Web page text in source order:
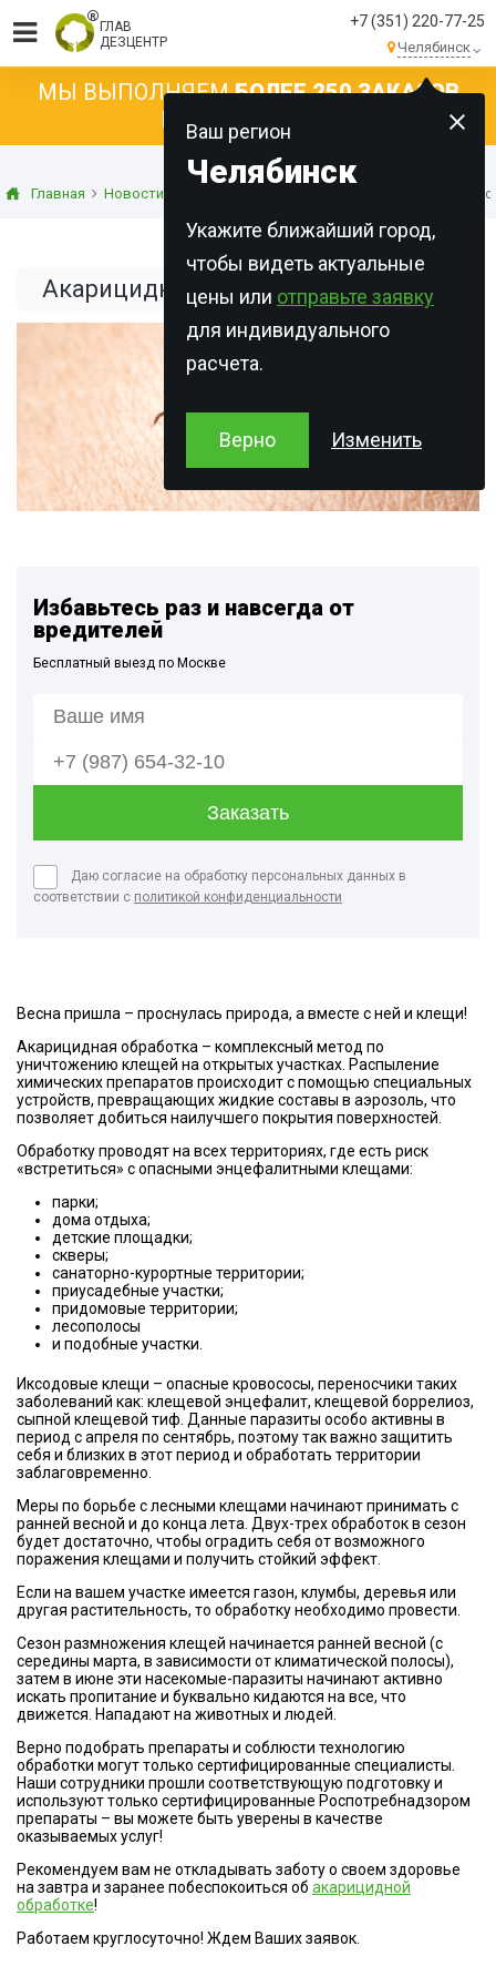
ГЛАВ
ДЕЗЦЕНТР
+7 (351) 220-77-25
Челябинск
Ваш регион
Челябинск
Укажите ближайший город,
чтобы видеть актуальные
цены или отправьте заявку
для индивидуального
расчета.
Верно Изменить
МЫ ВЫПОЛНЯЕМБОЛЕЕ 250 ЗАКАЗОВ
КАЖДЫЙ ДЕНЬ!
Главная Новости Акарицидная
Акарицидная обработка от клещей
Избавьтесь раз и навсегда от
вредителей
Бесплатный выезд по Москве
Даю согласие на обработку персональных данных в
соответствии с политикой конфиденциальности
Весна пришла – проснулась природа, а вместе с ней и клещи!
Акарицидная обработка – комплексный метод по
уничтожению клещей на открытых участках. Распыление
химических препаратов происходит с помощью специальных
устройств, превращающих жидкие составы в аэрозоль, что
позволяет добиться наилучшего покрытия поверхностей.
Обработку проводят на всех территориях, где есть риск
«встретиться» с опасными энцефалитными клещами:
парки;
дома отдыха;
детские площадки;
скверы;
санаторно-курортные территории;
приусадебные участки;
придомовые территории;
лесополосы
и подобные участки.
Иксодовые клещи – опасные кровососы, переносчики таких
заболеваний как: клещевой энцефалит, клещевой боррелиоз,
сыпной клещевой тиф. Данные паразиты особо активны в
период с апреля по сентябрь, поэтому так важно защитить
себя и близких в этот период и обработать территории
заблаговременно.
Меры по борьбе с лесными клещами начинают принимать с
ранней весной и до конца лета. Двух-трех обработок в сезон
будет достаточно, чтобы оградить себя от возможного
поражения клещами и получить стойкий эффект.
Если на вашем участке имеется газон, клумбы, деревья или
другая растительность, то обработку необходимо провести.
Сезон размножения клещей начинается ранней весной (с
середины марта, в зависимости от климатической полосы),
затем в июне эти насекомые-паразиты начинают активно
искать пропитание и буквально кидаются на все, что
движется. Нападают на животных и людей.
Верно подобрать препараты и соблюсти технологию
обработки могут только сертифицированные специалисты.
Наши сотрудники прошли соответствующую подготовку и
используют только сертифицированные Роспотребнадзором
препараты – вы можете быть уверены в качестве
оказываемых услуг!
Рекомендуем вам не откладывать заботу о своем здоровье
на завтра и заранее побеспокоиться об акарицидной
обработке!
Работаем круглосуточно! Ждем Ваших заявок.